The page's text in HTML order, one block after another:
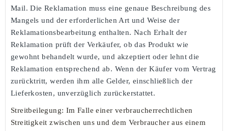
Mail. Die Reklamation muss eine genaue Beschreibung des
Mangels und der erforderlichen Art und Weise der
Reklamationsbearbeitung enthalten. Nach Erhalt der
Reklamation prüft der Verkäufer, ob das Produkt wie
gewohnt behandelt wurde, und akzeptiert oder lehnt die
Reklamation entsprechend ab. Wenn der Käufer vom Vertrag
zurücktritt, werden ihm alle Gelder, einschließlich der
Lieferkosten, unverzüglich zurückerstattet.
Streitbeilegung: Im Falle einer verbraucherrechtlichen
Streitigkeit zwischen uns und dem Verbraucher aus einem